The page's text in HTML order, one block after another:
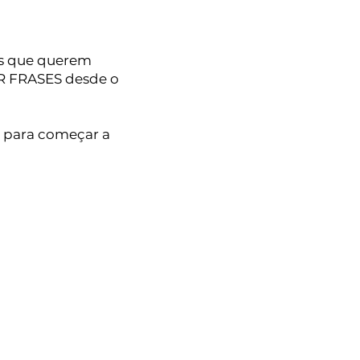
que querem
desde o
começar a